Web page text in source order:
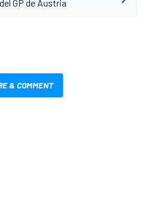
GP de Austria
& COMMENT